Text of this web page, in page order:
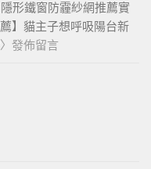
形鐵窗防霾紗網推薦實
】貓主子想呼吸陽台新
〉發佈留言